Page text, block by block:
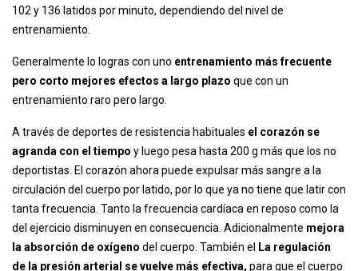
102 y 136 latidos por minuto, dependiendo del nivel de
entrenamiento.
Generalmente lo logras con uno entrenamiento más frecuente
pero corto mejores efectos a largo plazo que con un
entrenamiento raro pero largo.
A través de deportes de resistencia habituales el corazón se
agranda con el tiempo y luego pesa hasta 200 g más que los no
deportistas. El corazón ahora puede expulsar más sangre a la
circulación del cuerpo por latido, por lo que ya no tiene que latir con
tanta frecuencia. Tanto la frecuencia cardíaca en reposo como la
del ejercicio disminuyen en consecuencia. Adicionalmente mejora
la absorción de oxígeno del cuerpo. También el
La regulación
de la presión arterial se vuelve más efectiva, para que el cuerpo